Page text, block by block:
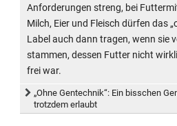
Anforderungen streng, bei
Milch, Eier und Fleisch dürfen das
Label auch dann tragen, wenn sie
stammen, dessen Futter nicht
frei war.
„Ohne Gentechnik“: Ein bisschen
trotzdem erlaubt